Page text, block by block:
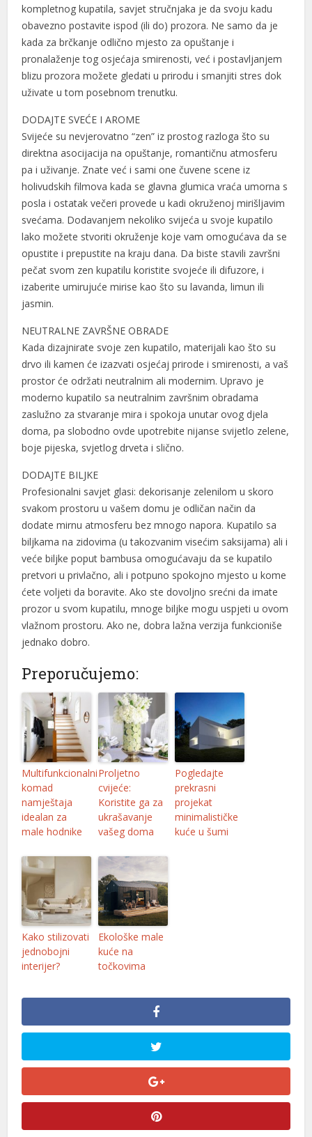
kompletnog kupatila, savjet stručnjaka je da svoju kadu
obavezno postavite ispod (ili do) prozora. Ne samo da je
kada za brčkanje odlično mjesto za opuštanje i
pronalaženje tog osjećaja smirenosti, već i postavljanjem
blizu prozora možete gledati u prirodu i smanjiti stres dok
uživate u tom posebnom trenutku.
DODAJTE SVEĆE I AROME
Svijeće su nevjerovatno “zen” iz prostog razloga što su
direktna asocijacija na opuštanje, romantičnu atmosferu
pa i uživanje. Znate već i sami one čuvene scene iz
holivudskih filmova kada se glavna glumica vraća umorna s
posla i ostatak večeri provede u kadi okruženoj mirišljavim
svećama. Dodavanjem nekoliko svijeća u svoje kupatilo
lako možete stvoriti okruženje koje vam omogućava da se
opustite i prepustite na kraju dana. Da biste stavili završni
pečat svom zen kupatilu koristite svojeće ili difuzore, i
izaberite umirujuće mirise kao što su lavanda, limun ili
jasmin.
NEUTRALNE ZAVRŠNE OBRADE
Kada dizajnirate svoje zen kupatilo, materijali kao što su
drvo ili kamen će izazvati osjećaj prirode i smirenosti, a vaš
prostor će održati neutralnim ali modernim. Upravo je
moderno kupatilo sa neutralnim završnim obradama
zaslužno za stvaranje mira i spokoja unutar ovog djela
doma, pa slobodno ovde upotrebite nijanse svijetlo zelene,
boje pijeska, svjetlog drveta i slično.
DODAJTE BILJKE
Profesionalni savjet glasi: dekorisanje zelenilom u skoro
svakom prostoru u vašem domu je odličan način da
dodate mirnu atmosferu bez mnogo napora. Kupatilo sa
biljkama na zidovima (u takozvanim visećim saksijama) ali i
veće biljke poput bambusa omogućavaju da se kupatilo
pretvori u privlačno, ali i potpuno spokojno mjesto u kome
ćete voljeti da boravite. Ako ste dovoljno srećni da imate
prozor u svom kupatilu, mnoge biljke mogu uspjeti u ovom
vlažnom prostoru. Ako ne, dobra lažna verzija funkcioniše
jednako dobro.
Preporučujemo:
Multifunkcionalni
komad
namještaja
idealan za
male hodnike
Proljetno
cvijeće:
Koristite ga za
ukrašavanje
vašeg doma
Pogledajte
prekrasni
projekat
minimalističke
kuće u šumi
Kako stilizovati
jednobojni
interijer?
Ekološke male
kuće na
točkovima